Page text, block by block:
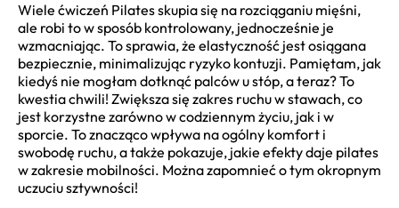
Wiele ćwiczeń Pilates skupia się na rozciąganiu mięśni,
ale robi to w sposób kontrolowany, jednocześnie je
wzmacniając. To sprawia, że elastyczność jest osiągana
bezpiecznie, minimalizując ryzyko kontuzji. Pamiętam, jak
kiedyś nie mogłam dotknąć palców u stóp, a teraz? To
kwestia chwili! Zwiększa się zakres ruchu w stawach, co
jest korzystne zarówno w codziennym życiu, jak i w
sporcie. To znacząco wpływa na ogólny komfort i
swobodę ruchu, a także pokazuje, jakie efekty daje pilates
w zakresie mobilności. Można zapomnieć o tym okropnym
uczuciu sztywności!